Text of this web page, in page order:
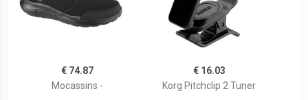
€ 74.87
Mocassins -
€ 16.03
Korg Pitchclip 2 Tuner